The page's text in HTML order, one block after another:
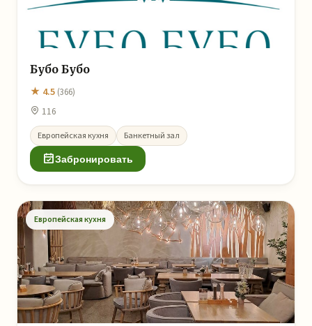
Бубо Бубо
★ 4.5 (366)
116
Европейская кухня Банкетный зал
Забронировать
Европейская кухня